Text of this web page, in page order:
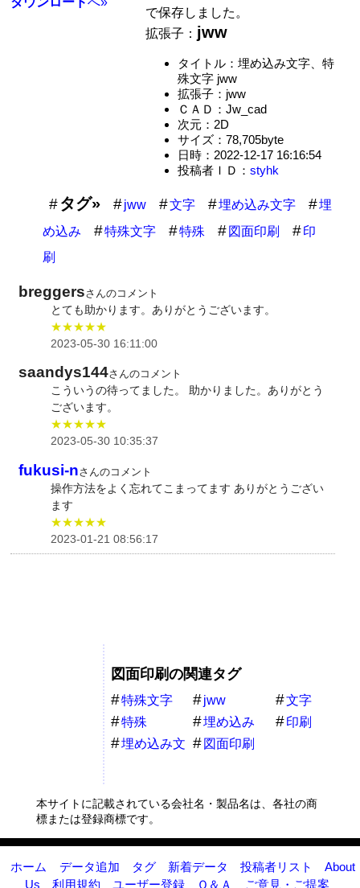
で保存しました。
拡張子： jww
タイトル：埋め込み文字、特
殊文字 jww
拡張子：jww
ＣＡＤ：Jw_cad
次元：2D
サイズ：78,705byte
日時：2022-12-17 16:16:54
投稿者ＩＤ： styhk
タグ» jww 文字 埋め込み文字
埋
め込み
特殊文字 特殊 図面印刷
印
刷
breggersさんのコメント
とても助かります。ありがとうございます。
★★★★★
2023-05-30 16:11:00
saandys144さんのコメント
こういうの待ってました。 助かりました。ありがとう
ございます。
★★★★★
2023-05-30 10:35:37
fukusi-nさんのコメント
操作方法をよく忘れてこまってます ありがとうござい
ます
★★★★★
2023-01-21 08:56:17
図面印刷の関連タグ
特殊文字 jww
文字
特殊
埋め込み
印刷
埋め込み文
図面印刷
本サイトに記載されている会社名・製品名は、各社の商
標または登録商標です。
ホーム データ追加 タグ 新着データ 投稿者リスト
About
Us
利用規約 ユーザー登録 Ｑ＆Ａ ご意見・ご提案